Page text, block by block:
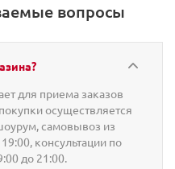
вопросы
для приема заказов
осуществляется
самовывоз из
консультации по
до 21:00.